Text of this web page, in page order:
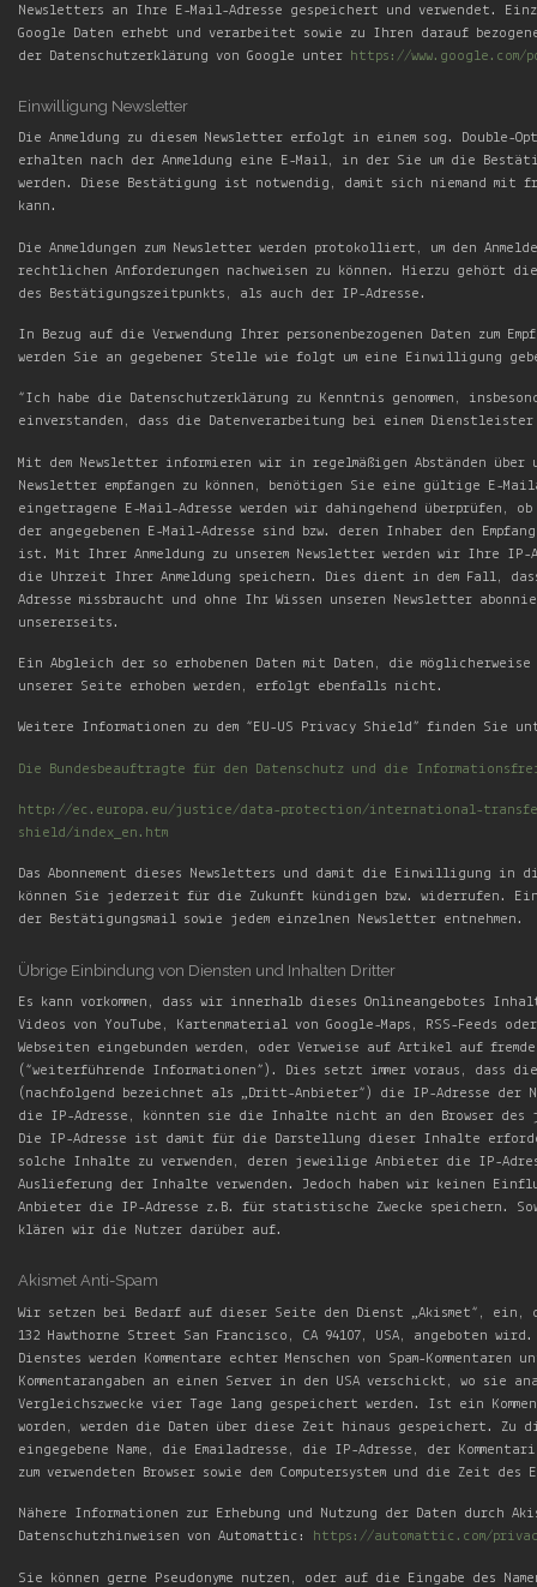
Newsletters an Ihre E-Mail-Adresse gespeichert und verwendet.
Google Daten erhebt und verarbeitet sowie zu Ihren darauf
der Datenschutzerklärung von Google unter https://
Einwilligung Newsletter
Die Anmeldung zu diesem Newsletter erfolgt in einem sog. Double-
erhalten nach der Anmeldung eine E-Mail, in der Sie um die
werden. Diese Bestätigung ist notwendig, damit sich niemand mit
kann.
Die Anmeldungen zum Newsletter werden protokolliert, um den
rechtlichen Anforderungen nachweisen zu können. Hierzu gehört die
des Bestätigungszeitpunkts, als auch der IP-Adresse.
In Bezug auf die Verwendung Ihrer personenbezogenen Daten zum
werden Sie an gegebener Stelle wie folgt um eine Einwilligung
“Ich habe die Datenschutzerklärung zu Kenntnis genommen,
einverstanden, dass die Datenverarbeitung bei einem
Mit dem Newsletter informieren wir in regelmäßigen Abständen über
Newsletter empfangen zu können, benötigen Sie eine gültige E-
eingetragene E-Mail-Adresse werden wir dahingehend überprüfen,
der angegebenen E-Mail-Adresse sind bzw. deren Inhaber den
ist. Mit Ihrer Anmeldung zu unserem Newsletter werden wir Ihre IP-
die Uhrzeit Ihrer Anmeldung speichern. Dies dient in dem Fall,
Adresse missbraucht und ohne Ihr Wissen unseren Newsletter
unsererseits.
Ein Abgleich der so erhobenen Daten mit Daten, die möglicherweise
unserer Seite erhoben werden, erfolgt ebenfalls nicht.
Weitere Informationen zu dem “EU-US Privacy Shield” finden Sie
Die Bundesbeauftragte für den Datenschutz und die
http://ec.europa.eu/justice/data-protection/international-
shield/index_en.htm
Das Abonnement dieses Newsletters und damit die Einwilligung in
können Sie jederzeit für die Zukunft kündigen bzw. widerrufen.
der Bestätigungsmail sowie jedem einzelnen Newsletter entnehmen.
Übrige Einbindung von Diensten und Inhalten Dritter
Es kann vorkommen, dass wir innerhalb dieses Onlineangebotes
Videos von YouTube, Kartenmaterial von Google-Maps, RSS-Feeds
Webseiten eingebunden werden, oder Verweise auf Artikel auf
(“weiterführende Informationen”). Dies setzt immer voraus, dass
(nachfolgend bezeichnet als „Dritt-Anbieter“) die IP-Adresse der
die IP-Adresse, könnten sie die Inhalte nicht an den Browser des
Die IP-Adresse ist damit für die Darstellung dieser Inhalte
solche Inhalte zu verwenden, deren jeweilige Anbieter die IP-
Auslieferung der Inhalte verwenden. Jedoch haben wir keinen
Anbieter die IP-Adresse z.B. für statistische Zwecke speichern.
klären wir die Nutzer darüber auf.
Akismet Anti-Spam
Wir setzen bei Bedarf auf dieser Seite den Dienst „Akismet“,
132 Hawthorne Street San Francisco, CA 94107, USA, angeboten
Dienstes werden Kommentare echter Menschen von Spam-
Kommentarangaben an einen Server in den USA verschickt, wo sie
Vergleichszwecke vier Tage lang gespeichert werden. Ist ein
worden, werden die Daten über diese Zeit hinaus gespeichert. Zu
eingegebene Name, die Emailadresse, die IP-Adresse, der
zum verwendeten Browser sowie dem Computersystem und die Zeit des
Nähere Informationen zur Erhebung und Nutzung der Daten durch
Datenschutzhinweisen von Automattic:
https://automattic.com/
Sie können gerne Pseudonyme nutzen, oder auf die Eingabe des